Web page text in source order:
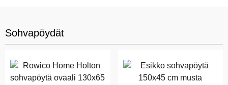
Sohvapöydät